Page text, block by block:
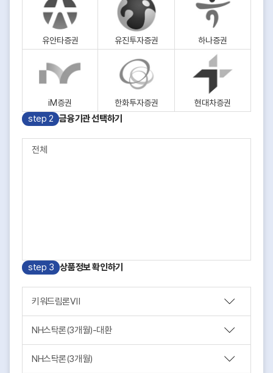
유안타증권 유진투자증권 하나증권
iM증권 한화투자증권 현대차증권
step 2 금융기관 선택하기
전체
step 3 상품정보 확인하기
키워드림론Ⅶ
NH스탁론(3개월)-대환
NH스탁론(3개월)